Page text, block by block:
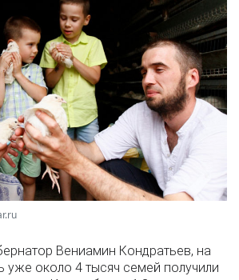
Вениамин Кондратьев, на
уже около 4 тысяч семей получили